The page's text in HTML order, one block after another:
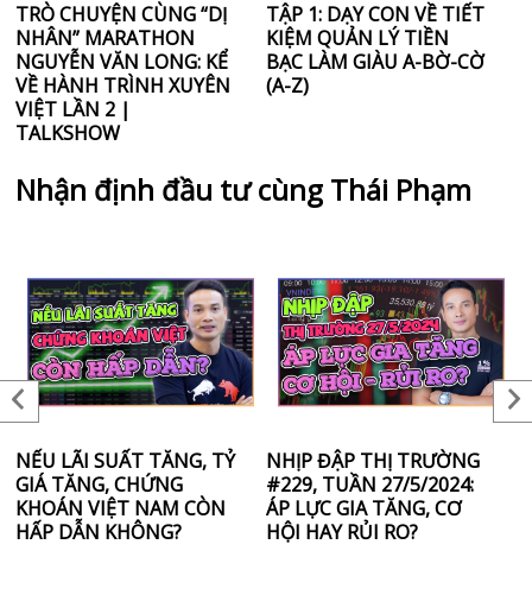
TRÒ CHUYỆN CÙNG “DỊ
NHÂN” MARATHON
NGUYỄN VĂN LONG: KỂ
VỀ HÀNH TRÌNH XUYÊN
VIỆT LẦN 2 |
TALKSHOW
TẬP 1: DẠY CON VỀ TIẾT
KIỆM QUẢN LÝ TIỀN
BẠC LÀM GIÀU A-BỜ-CỜ
(A-Z)
Nhận định đầu tư cùng Thái Phạm
NẾU LÃI SUẤT TĂNG, TỶ
GIÁ TĂNG, CHỨNG
KHOÁN VIỆT NAM CÒN
HẤP DẪN KHÔNG?
NHỊP ĐẬP THỊ TRƯỜNG
#229, TUẦN 27/5/2024:
ÁP LỰC GIA TĂNG, CƠ
HỘI HAY RỦI RO?